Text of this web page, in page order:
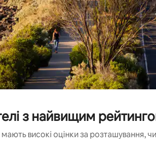
з найвищим
мають високі оцінки за розташування,